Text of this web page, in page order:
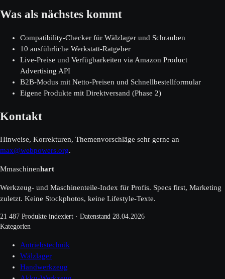
Was als nächstes kommt
Compatibility-Checker für Wälzlager und Schrauben
10 ausführliche Werkstatt-Ratgeber
Live-Preise und Verfügbarkeiten via Amazon Product
Advertising API
B2B-Modus mit Netto-Preisen und Schnellbestellformular
Eigene Produkte mit Direktversand (Phase 2)
Kontakt
Hinweise, Korrekturen, Themenvorschläge sehr gerne an
max@webpowers.org.
Mmaschinenhart
Werkzeug- und Maschinenteile-Index für Profis. Specs first, Marketing
zuletzt. Keine Stockphotos, keine Lifestyle-Texte.
21 487 Produkte indexiert · Datenstand 28.04.2026
Kategorien
Antriebstechnik
Wälzlager
Handwerkzeug